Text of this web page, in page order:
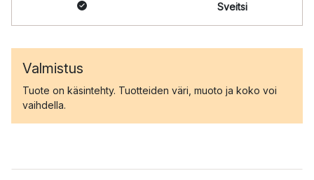
Sveitsi
Valmistus
Tuote on käsintehty. Tuotteiden väri, muoto ja koko voi
vaihdella.